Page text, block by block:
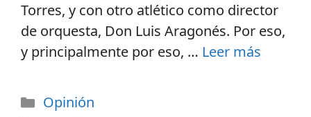
Torres, y con otro atlético como director
de orquesta, Don Luis Aragonés. Por eso,
y principalmente por eso, … Leer más
Opinión